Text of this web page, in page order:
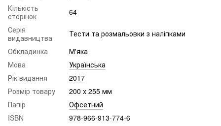
Кількість
сторінок
64
Серія
видавництва
Тести та розмальовки з наліпками
Обкладинка
М'яка
Мова
Українська
Рік видання
2017
Розмір товару
200 х 255 мм
Папір
Офсетний
ISBN
978-966-913-774-6